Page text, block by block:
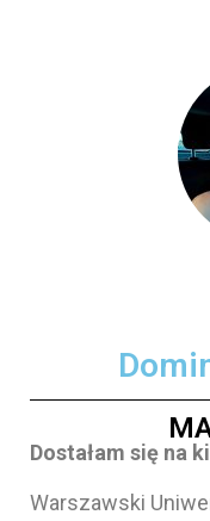
Dostałam się na
Warszawski